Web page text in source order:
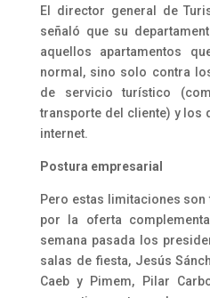
El director general de
señaló que su
aquellos apartamentos
normal, sino solo contra
de servicio turístico
transporte del cliente) y los
internet.
Postura empresarial
Pero estas limitaciones son
por la oferta
semana pasada los
salas de fiesta, Jesús
Caeb y Pimem, Pilar